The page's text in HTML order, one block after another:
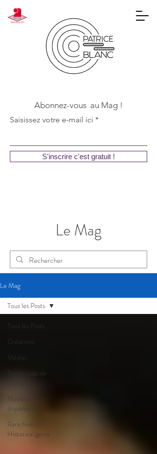
Abonnez-vous au Mag !
Saisissez votre e-mail ici
S'inscrire c'est gratuit !
Le Mag
Le Mag
Tous les Posts
Créations
Médias
Techniques de
Modèles
disponibles
Rare finds /
Historical gems
Tous les Posts